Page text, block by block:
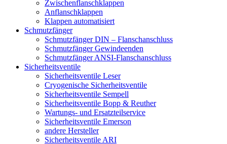
Zwischenflanschklappen
Anflanschklappen
Klappen automatisiert
Schmutzfänger
Schmutzfänger DIN – Flanschanschluss
Schmutzfänger Gewindeenden
Schmutzfänger ANSI-Flanschanschluss
Sicherheitsventile
Sicherheitsventile Leser
Cryogenische Sicherheitsventile
Sicherheitsventile Sempell
Sicherheitsventile Bopp & Reuther
Wartungs- und Ersatzteilservice
Sicherheitsventile Emerson
andere Hersteller
Sicherheitsventile ARI